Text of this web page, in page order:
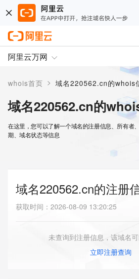
阿里云万网
whois首页 > 域名220562.cn的whois
域名220562.cn的
在这里，您可以了解一个域名的注册信息、所有者
期、域名状态等信息
域名220562.cn的注册
获取时间 ： 2026-08-09 13:20:25
未查询到注册信息，该域名
立即注册查询